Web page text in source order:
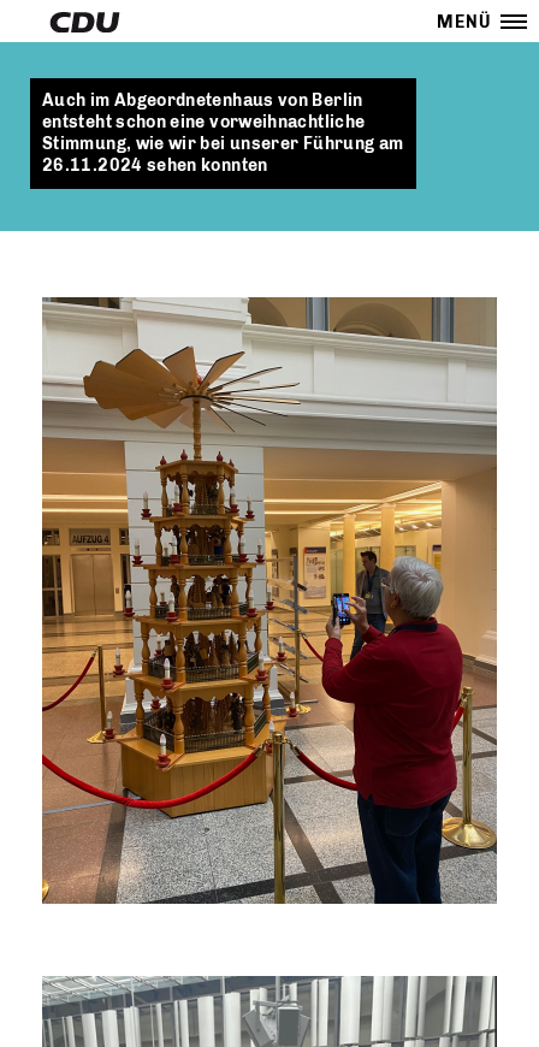
MENÜ
Auch im Abgeordnetenhaus von Berlin
entsteht schon eine vorweihnachtliche
Stimmung, wie wir bei unserer Führung am
26.11.2024 sehen konnten